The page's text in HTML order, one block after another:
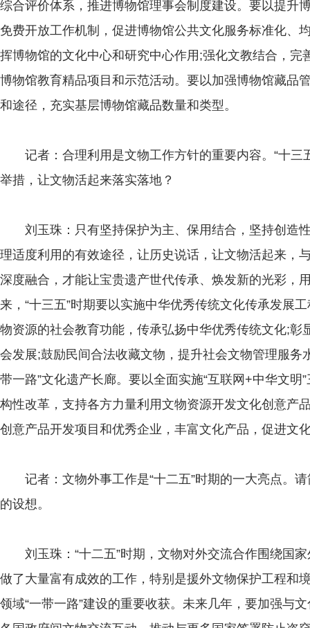
综合评价体系，推进博物馆理事会制度建设。要以提升
免费开放工作机制，促进博物馆公共文化服务标准化、
挥博物馆的文化中心和研究中心作用;强化文教结合，完
博物馆教育精品项目和示范活动。要以加强博物馆藏品
和途径，充实基层博物馆藏品数量和类型。
记者：合理利用是文物工作方针的重要内容。“十三
举措，让文物活起来落实落地？
刘玉珠：只有坚持保护为主、保用结合，坚持创造
理适度利用的有效途径，让历史说话，让文物活起来，
深度融合，才能让宝贵遗产世代传承、焕发新的光彩，
来，“十三五”时期要以实施中华优秀传统文化传承发展
物资源的社会教育功能，传承弘扬中华优秀传统文化;彰
会发展;鼓励民间合法收藏文物，提升社会文物管理服务
带一路”文化遗产长廊。要以全面实施“互联网+中华文明
构性改革，支持各方力量利用文物资源开发文化创意产
创意产品开发项目和优秀企业，丰富文化产品，促进文
记者：文物外事工作是“十二五”时期的一大亮点。请
的设想。
刘玉珠：“十二五”时期，文物对外交流合作围绕国家
做了大量富有成效的工作，特别是援外文物保护工程和
领域“一带一路”建设的重要收获。未来几年，要加强与